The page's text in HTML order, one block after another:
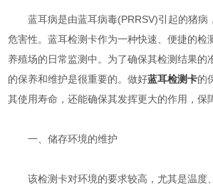
蓝耳病是由蓝耳病毒(PRRSV)引起的猪病
危害性。蓝耳检测卡作为一种快速、便捷的检
养殖场的日常监测中。为了确保其检测结果的
的保养和维护是很重要的。做好蓝耳检测卡的
其使用寿命，还能确保其发挥更大的作用，保障
一、储存环境的维护
该检测卡对环境的要求较高，尤其是温度